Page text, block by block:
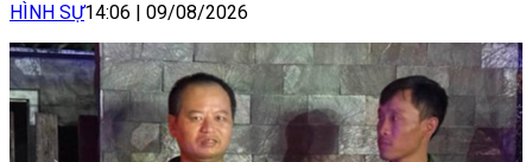
HÌNH SỰ14:06 09/08/2026